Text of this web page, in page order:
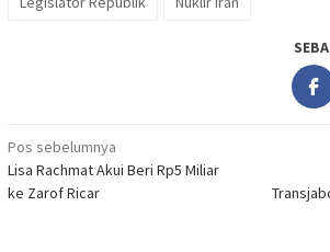
Navigasi
pos
Pos sebelumnya
Lisa Rachmat Akui Beri Rp5 Miliar
ke Zarof Ricar